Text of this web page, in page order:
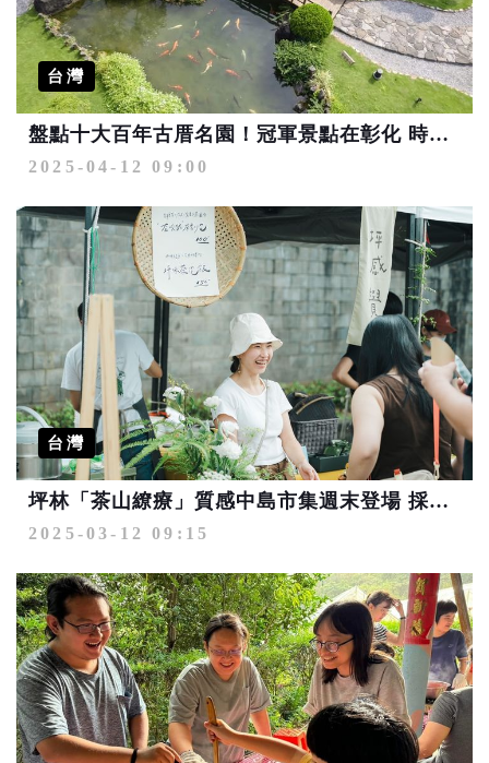
台灣
盤點十大百年古厝名園！冠軍景點在彰化 時髦的「復古花園旅遊」 網友：真的超好拍，激推！
2025-04-12 09:00
台灣
坪林「茶山繚療」質感中島市集週末登場 採集大地聲景、親子歡遊茶山遊戲場
2025-03-12 09:15